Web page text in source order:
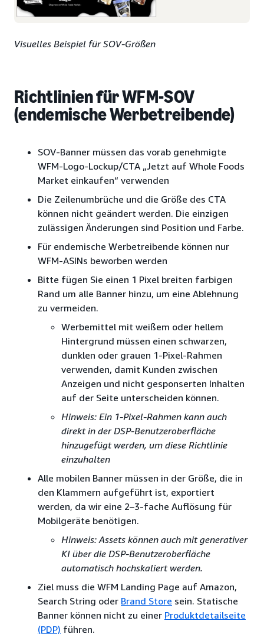
Visuelles Beispiel für SOV-Größen
Richtlinien für WFM-SOV
(endemische Werbetreibende)
SOV-Banner müssen das vorab genehmigte
WFM-Logo-Lockup/CTA „Jetzt auf Whole Foods
Market einkaufen“ verwenden
Die Zeilenumbrüche und die Größe des CTA
können nicht geändert werden. Die einzigen
zulässigen Änderungen sind Position und Farbe.
Für endemische Werbetreibende können nur
WFM-ASINs beworben werden
Bitte fügen Sie einen 1 Pixel breiten farbigen
Rand um alle Banner hinzu, um eine Ablehnung
zu vermeiden.
Werbemittel mit weißem oder hellem
Hintergrund müssen einen schwarzen,
dunklen oder grauen 1-Pixel-Rahmen
verwenden, damit Kunden zwischen
Anzeigen und nicht gesponserten Inhalten
auf der Seite unterscheiden können.
Hinweis: Ein 1-Pixel-Rahmen kann auch
direkt in der DSP-Benutzeroberfläche
hinzugefügt werden, um diese Richtlinie
einzuhalten
Alle mobilen Banner müssen in der Größe, die in
den Klammern aufgeführt ist, exportiert
werden, da wir eine 2–3-fache Auflösung für
Mobilgeräte benötigen.
Hinweis: Assets können auch mit generativer
KI über die DSP-Benutzeroberfläche
automatisch hochskaliert werden.
Ziel muss die WFM Landing Page auf Amazon,
Search String oder Brand Store sein. Statische
Banner können nicht zu einer Produktdetailseite
(PDP) führen.